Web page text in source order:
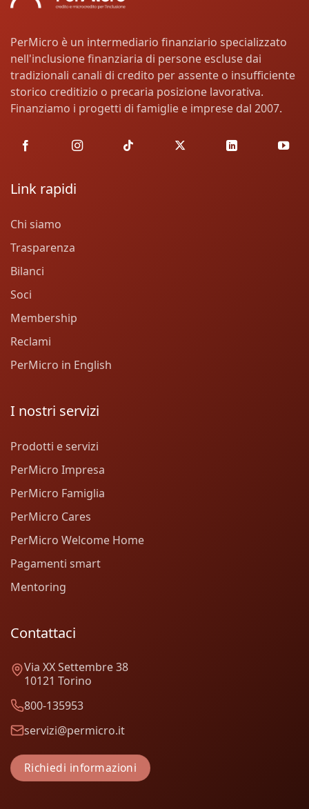
PerMicro è un intermediario finanziario specializzato
nell'inclusione finanziaria di persone escluse dai
tradizionali canali di credito per assente o insufficiente
storico creditizio o precaria posizione lavorativa.
Finanziamo i progetti di famiglie e imprese dal 2007.
Link rapidi
Chi siamo
Trasparenza
Bilanci
Soci
Membership
Reclami
PerMicro in English
I nostri servizi
Prodotti e servizi
PerMicro Impresa
PerMicro Famiglia
PerMicro Cares
PerMicro Welcome Home
Pagamenti smart
Mentoring
Contattaci
Via XX Settembre 38
10121 Torino
800-135953
servizi@permicro.it
Richiedi informazioni